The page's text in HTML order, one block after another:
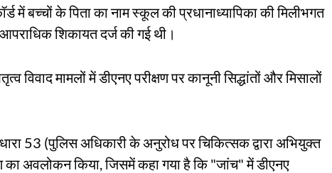
में बच्चों के पिता का नाम स्कूल की प्रधानाध्यापिका की मिलीभगत
शिकायत दर्ज की गई थी।
विवाद मामलों में डीएनए परीक्षण पर कानूनी सिद्धांतों और मिसालों
53 (पुलिस अधिकारी के अनुरोध पर चिकित्सक द्वारा अभियुक्त
अवलोकन किया, जिसमें कहा गया है कि "जांच" में डीएनए